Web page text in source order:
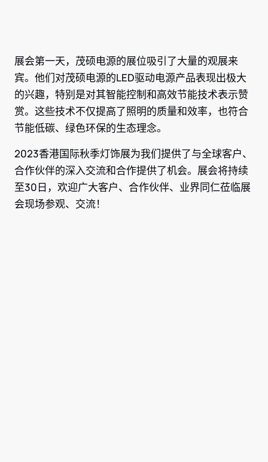
展会第一天，茂硕电源的展位吸引了大量的观展来
宾。他们对茂硕电源的LED驱动电源产品表现出极大
的兴趣，特别是对其智能控制和高效节能技术表示赞
赏。这些技术不仅提高了照明的质量和效率，也符合
节能低碳、绿色环保的生态理念。
2023香港国际秋季灯饰展为我们提供了与全球客户、
合作伙伴的深入交流和合作提供了机会。展会将持续
至30日，欢迎广大客户、合作伙伴、业界同仁莅临展
会现场参观、交流！